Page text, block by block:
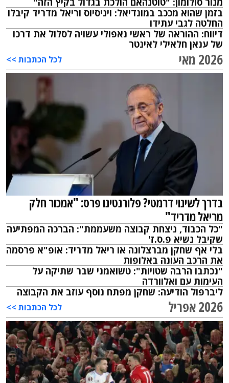
בזמן שהוא מככב במונדיאל: ויניסיוס וריאל מדריד קיבלו
החלטה לגבי עתידו
דיווח: ההוראה של ראשי נאפולי עשויה לסלול את דרכו
של ענאן חלאילי לאינטר
2026 מאי לכל הכתבות >>
בדרך לשינוי דרמטי? פלורנטינו פרס: "אמכור חלק
מריאל מדריד"
"כל הכבוד, ניצחת קבוצה משעממת": הברכה המפתיעה
שקיבל נשיא פ.ס.ז'
בלי אף שחקן מברצלונה או ריאל מדריד: אופ"א פרסמה
את הרכב העונה באלופות
"נכתבו הרבה שטויות": טשואמני שבר שתיקה על
העימות עם ואלוורדה
ליברפול הודיעה: שחקן מפתח נוסף עוזב את הקבוצה
2026 אפריל לכל הכתבות >>